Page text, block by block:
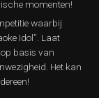
momenten!
waarbij
Idol”. Laat
op basis van
Het kan